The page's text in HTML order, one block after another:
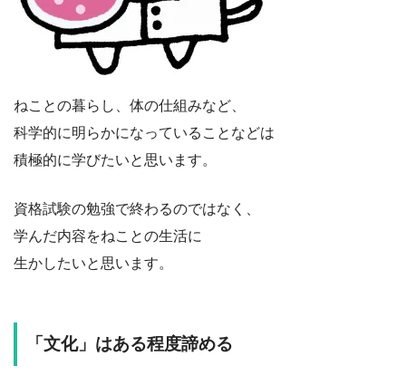
ねことの暮らし、体の仕組みなど、
科学的に明らかになっていることなどは
積極的に学びたいと思います。
資格試験の勉強で終わるのではなく、
学んだ内容をねことの生活に
生かしたいと思います。
「文化」はある程度諦める